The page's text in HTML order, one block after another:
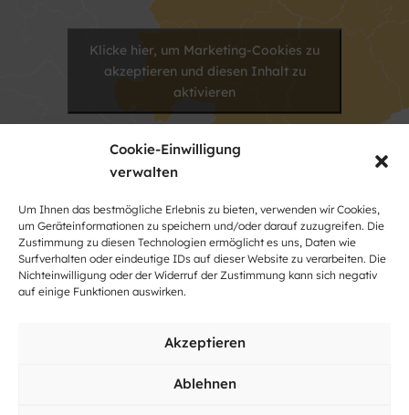
Cookie-Einwilligung
verwalten
Um Ihnen das bestmögliche Erlebnis zu bieten, verwenden wir Cookies,
um Geräteinformationen zu speichern und/oder darauf zuzugreifen. Die
Zustimmung zu diesen Technologien ermöglicht es uns, Daten wie
Surfverhalten oder eindeutige IDs auf dieser Website zu verarbeiten. Die
Nichteinwilligung oder der Widerruf der Zustimmung kann sich negativ
auf einige Funktionen auswirken.
Akzeptieren
Ablehnen
Klicke hier, um Marketing-Cookies zu
akzeptieren und diesen Inhalt zu
aktivieren
Kontakt